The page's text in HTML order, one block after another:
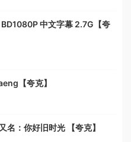
中文字幕 2.7G【夸
名：Misaeng【夸克】
网剧 全30集 又名：你好旧时光 【夸克】